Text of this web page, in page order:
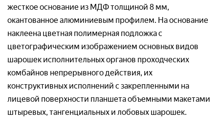
жесткое основание из МДФ толщиной 8 мм,
окантованное алюминиевым профилем. На основание
наклеена цветная полимерная подложка с
цветографическим изображением основных видов
шарошек исполнительных органов проходческих
комбайнов непрерывного действия, их
конструктивных исполнений с закрепленными на
лицевой поверхности планшета объемными макетами
штыревых, тангенциальных и лобовых шарошек.
Отправляя заявку, я соглашаюсь с
Пользовательским соглашением
Отправляя заявку, я соглашаюсь с
Пользовательским соглашением
Отправляя заявку, я соглашаюсь с
Пользовательским соглашением